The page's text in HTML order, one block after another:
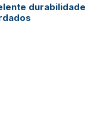
durabilidade